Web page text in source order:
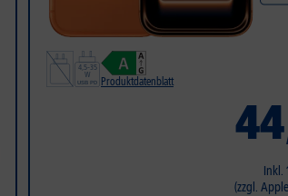
Produktdatenblatt
44
Inkl.
(zzgl.